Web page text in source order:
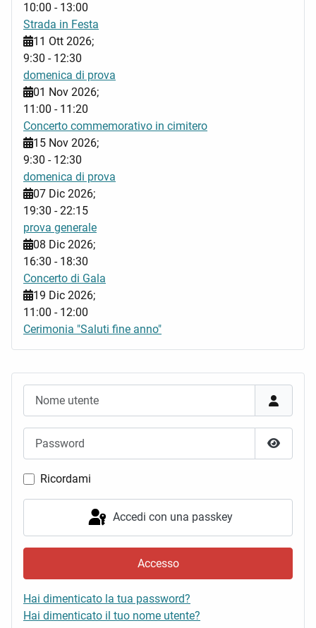
Mostra
Ricordami
Accedi con una passkey
Accesso
Hai dimenticato la tua password?
Hai dimenticato il tuo nome utente?
10:00 - 13:00
Strada in Festa
11 Ott 2026;
9:30 - 12:30
domenica di prova
01 Nov 2026;
11:00 - 11:20
Concerto commemorativo in cimitero
15 Nov 2026;
9:30 - 12:30
domenica di prova
07 Dic 2026;
19:30 -22:15
prova generale
08 Dic 2026;
16:30 - 18:30
Concerto di Gala
19 Dic 2026;
11:00 - 12:00
Cerimonia "Saluti fine anno"